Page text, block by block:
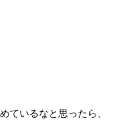
ているなと思ったら、